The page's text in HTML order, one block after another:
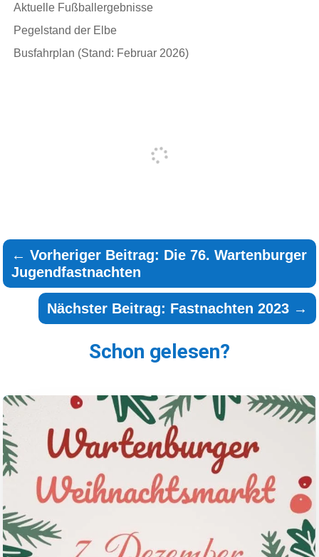
Aktuelle Fußballergebnisse
Pegelstand der Elbe
Busfahrplan (Stand: Februar 2026)
←Vorheriger Beitrag: Die 76. Wartenburger
Jugendfastnachten
Nächster Beitrag: Fastnachten 2023→
Schon gelesen?